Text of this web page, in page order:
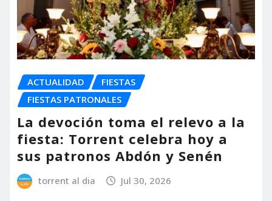
ACTUALIDAD
FIESTAS
FIESTAS PATRONALES
La devoción toma el relevo a la
fiesta: Torrent celebra hoy a
sus patronos Abdón y Senén
torrent al dia Jul 30, 2026